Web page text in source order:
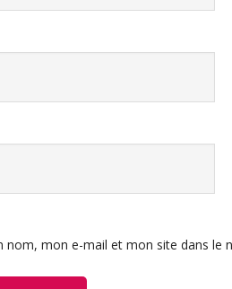
nom, mon e-mail et mon site dans le